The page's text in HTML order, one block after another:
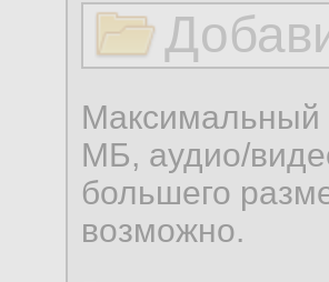
Максимальный
МБ, аудио/
большего
возможно.